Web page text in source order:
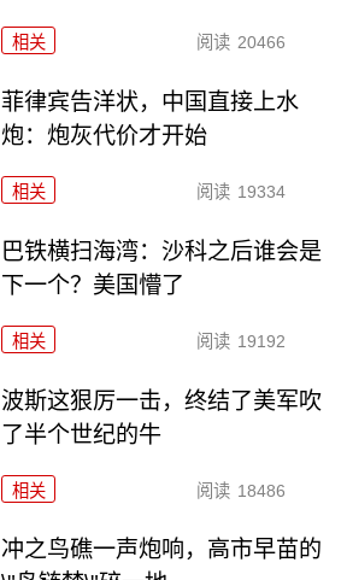
相关 阅读 20466
菲律宾告洋状，中国直接上水
炮：炮灰代价才开始
相关 阅读 19334
巴铁横扫海湾：沙科之后谁会是
下一个？美国懵了
相关 阅读 19192
波斯这狠厉一击，终结了美军吹
了半个世纪的牛
相关 阅读 18486
冲之鸟礁一声炮响，高市早苗的